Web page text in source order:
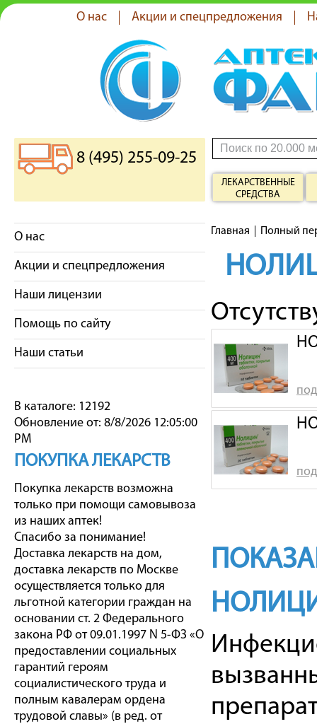
О нас Акции и спецпредложения
8 (495) 255-09-25
ЛЕКАРСТВЕННЫЕ
СРЕДСТВА
О нас
Акции и спецпредложения
Наши лицензии
Помощь по сайту
Наши статьи
В каталоге: 12192
Обновление от: 8/8/2026 12:05:00
PM
ПОКУПКА ЛЕКАРСТВ
Покупка лекарств возможна
только при помощи самовывоза
из наших аптек!
Спасибо за понимание!
Доставка лекарств на дом,
доставка лекарств по Москве
осуществляется только для
льготной категории граждан на
основании ст. 2 Федерального
закона РФ от 09.01.1997 N 5-ФЗ «О
предоставлении социальных
гарантий героям
социалистического труда и
полным кавалерам ордена
трудовой славы» (в ред. от
Главная Полный